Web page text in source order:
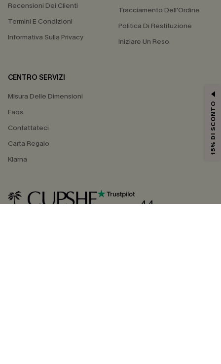
Recensioni Dei Clienti
Termini E Condizioni
Informativa Sulla Privacy
Tracciamento Dell'Ordine
Politica Di Restituzione
Iniziare Un Reso
CENTRO SERVIZI
Misura Delle Dimensioni
Faqs
Contattateci
Carta Regalo
Klarna
4.4
15% DI SCONTO